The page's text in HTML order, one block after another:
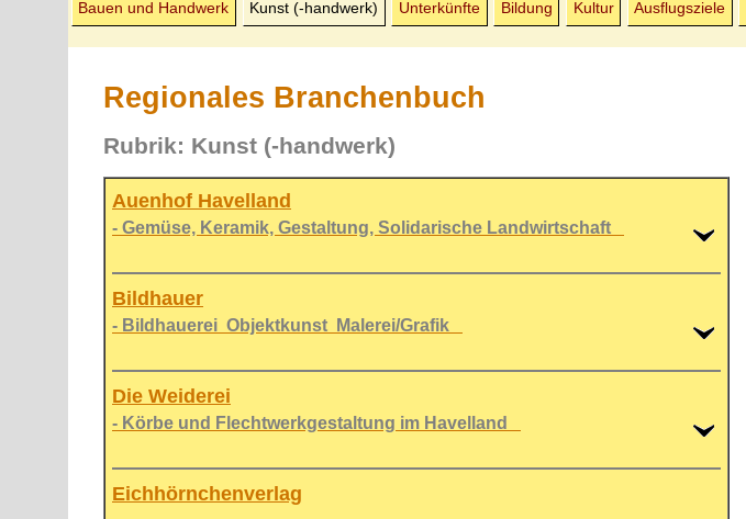
Bauen und Handwerk Kunst (-handwerk) Unterkünfte Bildung Kultur Ausflugsziele
Regionales Branchenbuch
Rubrik: Kunst (-handwerk)
Auenhof Havelland
- Gemüse, Keramik, Gestaltung, Solidarische Landwirtschaft
Bildhauer
- Bildhauerei Objektkunst Malerei/Grafik
Die Weiderei
- Körbe und Flechtwerkgestaltung im Havelland
Eichhörnchenverlag